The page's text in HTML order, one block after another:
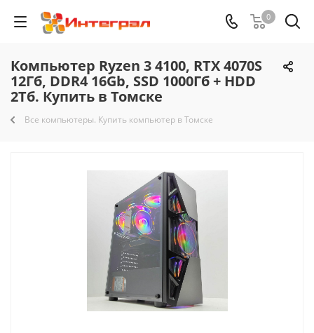
0
Компьютер Ryzen 3 4100, RTX 4070S
12Гб, DDR4 16Gb, SSD 1000Гб + HDD
2Тб. Купить в Томске
Все компьютеры. Купить компьютер в Томске